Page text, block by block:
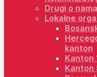
Drugi o nama
Lokalne
kanton
Kanton
Kanton